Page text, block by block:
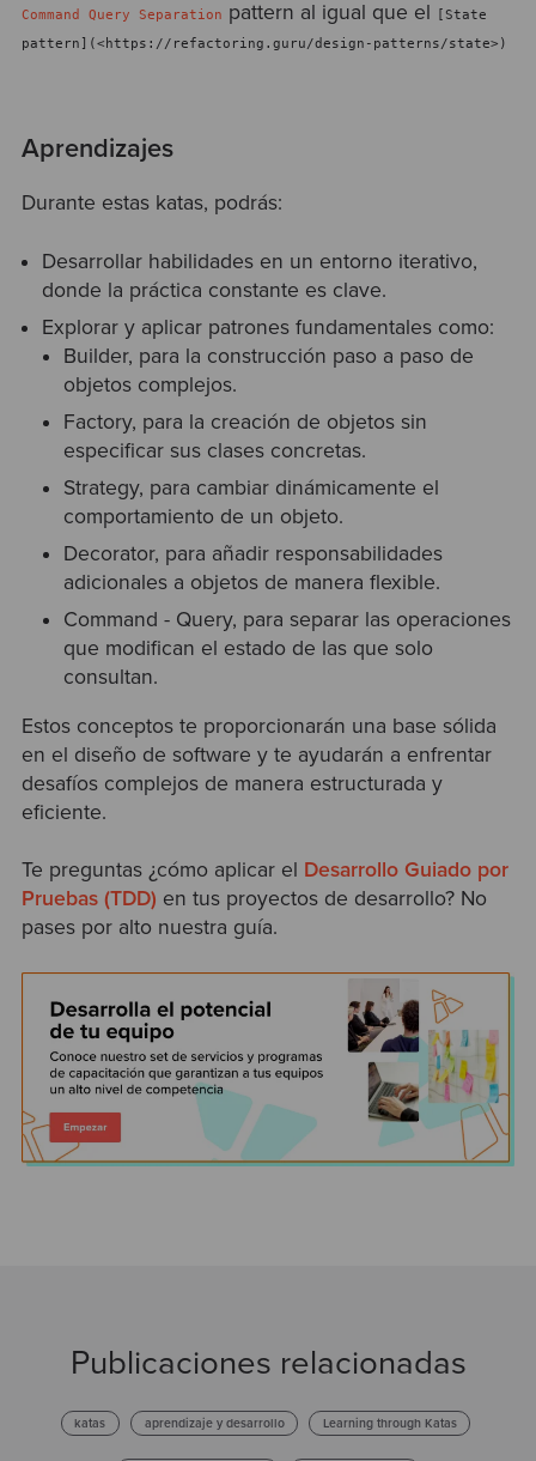
Command Query Separation pattern al igual que el
[State
pattern](<https://refactoring.guru/design-patterns/state>)
Aprendizajes
Durante estas katas, podrás:
Desarrollar habilidades en un entorno iterativo,
donde la práctica constante es clave.
Explorar y aplicar patrones fundamentales como:
Builder, para la construcción paso a paso de
objetos complejos.
Factory, para la creación de objetos sin
especificar sus clases concretas.
Strategy, para cambiar dinámicamente el
comportamiento de un objeto.
Decorator, para añadir responsabilidades
adicionales a objetos de manera flexible.
Command - Query, para separar las operaciones
que modifican el estado de las que solo
consultan.
Estos conceptos te proporcionarán una base sólida
en el diseño de software y te ayudarán a enfrentar
desafíos complejos de manera estructurada y
eficiente.
Te preguntas ¿cómo aplicar el Desarrollo Guiado por
Pruebas (TDD) en tus proyectos de desarrollo? No
pases por alto nuestra guía.
Publicaciones relacionadas
katas aprendizaje y desarrollo Learning through Katas